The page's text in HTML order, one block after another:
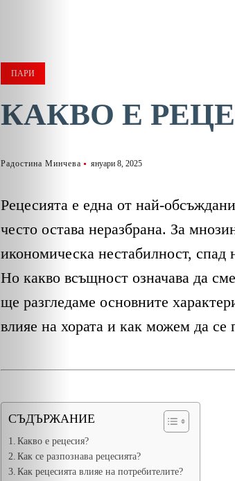
ПАРИ
КАКВО Е
Радостина Минчева януари 8, 2025
Рецесията е една от най-
често остава неразбрана. За
икономическа нестабилност, спад
Но какво всъщност означава да
ще разгледаме основните
влияе на хората и как можем да се
СЪДЪРЖАНИЕ
Какво е рецесия?
Как се разпознава рецесията?
Как рецесията влияе на потребителите?